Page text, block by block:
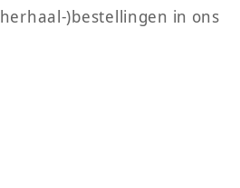
)bestellingen in ons